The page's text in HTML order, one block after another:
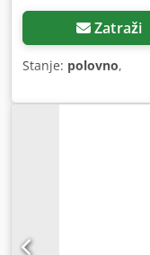
Zatraži
Stanje: polovno,